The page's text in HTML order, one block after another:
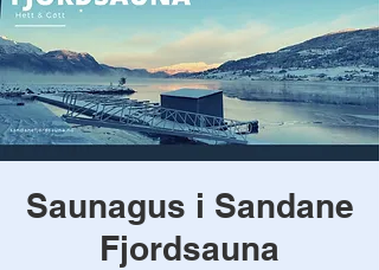
Saunagus i Sandane
Fjordsauna